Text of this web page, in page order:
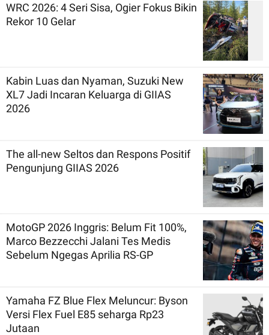
WRC 2026: 4 Seri Sisa, Ogier Fokus Bikin
Rekor 10 Gelar
Kabin Luas dan Nyaman, Suzuki New
XL7 Jadi Incaran Keluarga di GIIAS
2026
The all-new Seltos dan Respons Positif
Pengunjung GIIAS 2026
MotoGP 2026 Inggris: Belum Fit 100%,
Marco Bezzecchi Jalani Tes Medis
Sebelum Ngegas Aprilia RS-GP
Yamaha FZ Blue Flex Meluncur: Byson
Versi Flex Fuel E85 seharga Rp23
Jutaan